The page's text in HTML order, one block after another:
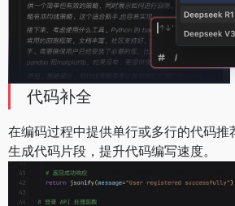
代码补全
在编码过程中提供单行或多行的代码推
生成代码片段，提升代码编写速度。